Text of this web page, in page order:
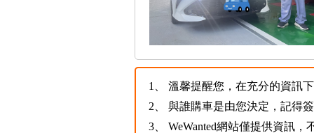
1、
溫馨提醒您，在充分的資訊
2、
與誰購車是由您決定，記得
3、
WeWanted網站僅提供資訊